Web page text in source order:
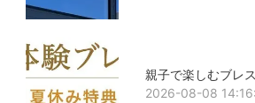
親子で楽しむブレ
2026-08-08